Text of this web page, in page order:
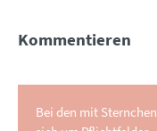
Kommentieren
Bei den mit